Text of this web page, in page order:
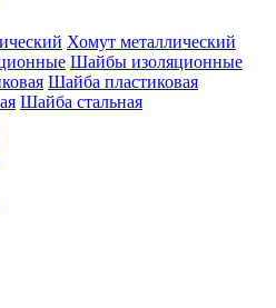
Хомут металлический
Шайбы изоляционные
Шайба пластиковая
Шайба стальная